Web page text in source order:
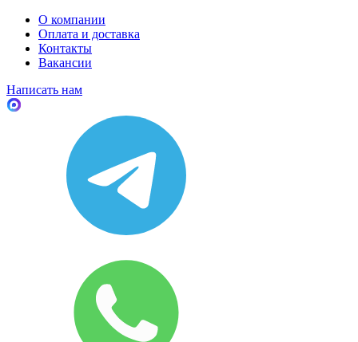
О компании
Оплата и доставка
Контакты
Вакансии
Написать нам